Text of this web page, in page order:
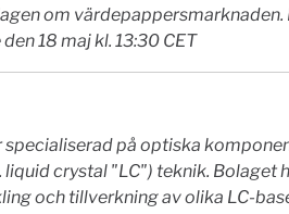
om
18 maj kl. 13:30 CET
specialiserad på optiska
crystal "LC") teknik. Bolaget
och tillverkning av olika LC-